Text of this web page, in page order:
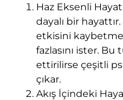
Haz Eksenli
dayalı bir
etkisini
fazlasını ister.
ettirilirse çeşitli
çıkar.
Akış İçindeki